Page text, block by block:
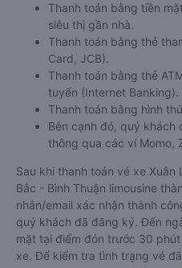
Thanh toán bằng tiền
siêu thị gần nhà.
Thanh toán bằng thẻ
Card, JCB).
Thanh toán bằng thẻ
tuyến (Internet Banking).
Thanh toán bằng hình
Bên cạnh đó, quý khách
thông qua các ví Momo,
Sau khi thanh toán vé xe
Bắc - Bình Thuận limousine
nhắn/email xác nhận thành
quý khách đã đăng ký. Đến
mặt tại điểm đón trước 30
xe. Để kiểm tra tình trạng vé